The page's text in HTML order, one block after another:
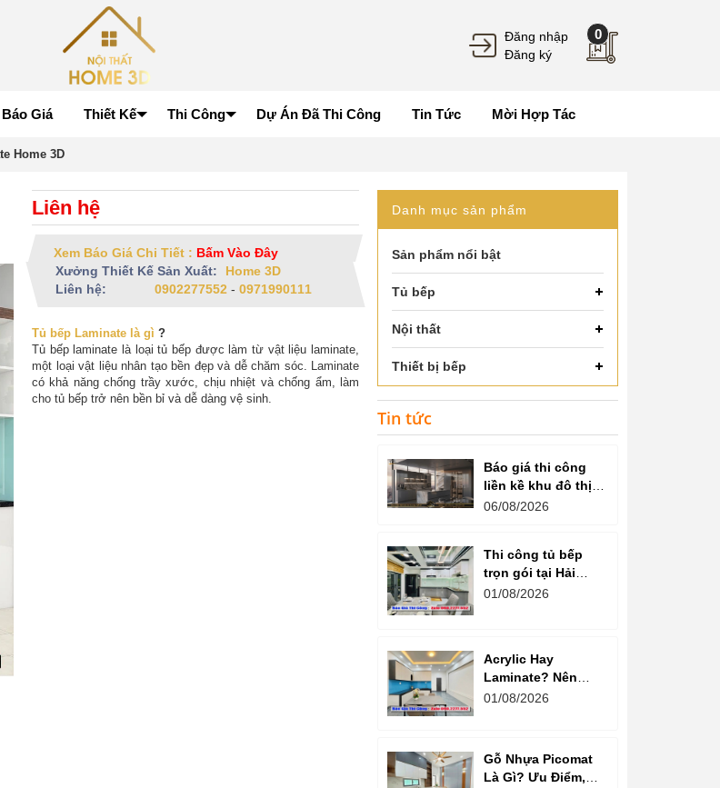
Đăng nhập
Đăng ký
0
Báo Giá Thiết Kế Thi Công Dự Án Đã Thi Công Tin Tức Mời Hợp Tác
Home 3D
Liên hệ
Xem Báo Giá Chi Tiết : Bấm Vào Đây
Xưởng Thiết Kế Sản Xuất:
Home 3D
Liên hệ:
0902277552 -0971990111
Tủ bếp Laminate là gì ?
Tủ bếp laminate là loại tủ bếp được làm từ vật liệu laminate,
một loại vật liệu nhân tạo bền đẹp và dễ chăm sóc. Laminate
có khả năng chống trầy xước, chịu nhiệt và chống ẩm, làm
cho tủ bếp trở nên bền bỉ và dễ dàng vệ sinh.
Danh mục sản phẩm
Sản phẩm nổi bật
Tủ bếp
Nội thất
Thiết bị bếp
Tin tức
Báo giá thi công
liền kề khu đô thị
văn phú hà đông
06/08/2026
Thi công tủ bếp
trọn gói tại Hải
Dương cam kết
01/08/2026
Acrylic Hay
Laminate? Nên
Chọn Loại Nào
01/08/2026
Gỗ Nhựa Picomat
Là Gì? Ưu Điểm,